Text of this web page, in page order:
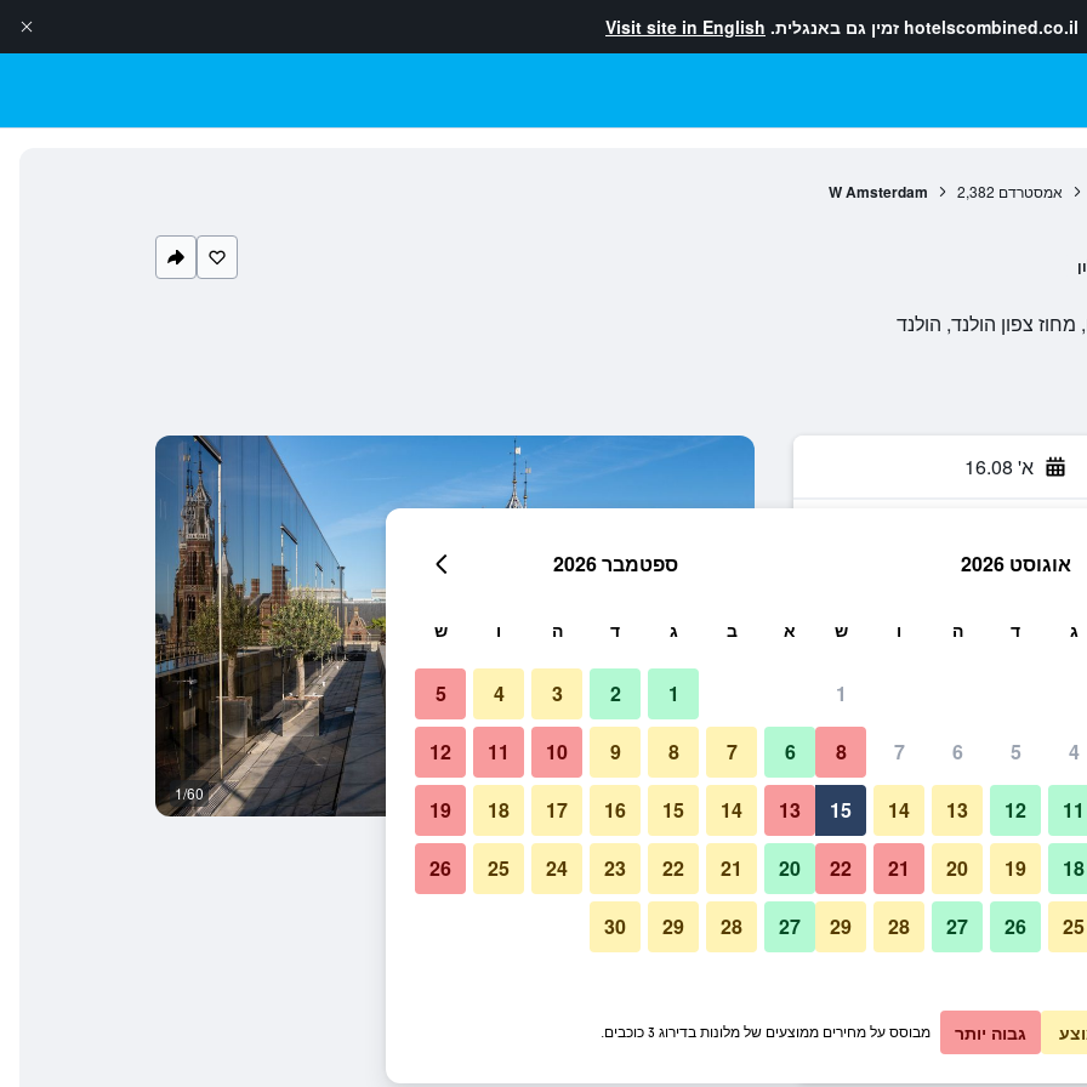
hotelscombined.co.il זמין גם באנגלית. Visit site in English
אמסטרדם 2,382
W Amsterdam
א' 16.08
ללילה
₪988 אני רוצה להזמין
₪994 אני רוצה להזמין
בריכה 1/60
תמונה של W Amsterdam
אוגוסט 2026
ג ד ה ו ש
1
4
5
6
7
8
11
12
13
14
15
18
19
20
21
22
25
26
27
28
29
ספטמבר 2026
א ב ג ד ה ו ש
1
2
3
4
5
6
7
8
9
10
11
12
13
14
15
16
17
18
19
20
21
22
23
24
25
26
27
28
29
30
גבוה יותר מבוסס על מחירים ממוצעים של מלונות בדירוג 3 כוכבים.